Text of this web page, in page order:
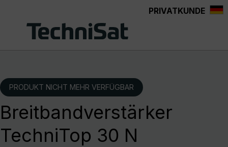
PRIVATKUNDE
PRODUKT NICHT MEHR VERFÜGBAR
Breitbandverstärker
TechniTop 30 N